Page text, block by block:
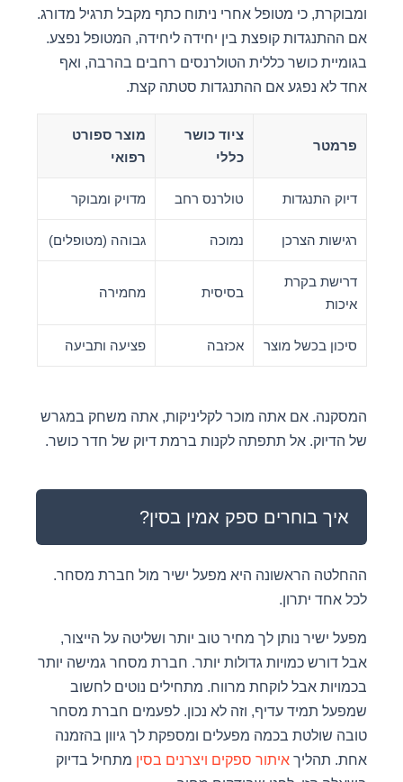
ומבוקרת, כי מטופל אחרי ניתוח כתף מקבל תרגיל מדורג.
אם ההתנגדות קופצת בין יחידה ליחידה, המטופל נפצע.
בגומיית כושר כללית הטולרנסים רחבים בהרבה, ואף
אחד לא נפגע אם ההתנגדות סטתה קצת.
פרמטר
ציוד כושר
כללי
מוצר ספורט
רפואי
דיוק התנגדות טולרנס רחב מדויק ומבוקר
רגישות הצרכן נמוכה גבוהה (מטופלים)
דרישת בקרת
איכות
בסיסית מחמירה
סיכון בכשל מוצר אכזבה פציעה ותביעה
המסקנה. אם אתה מוכר לקליניקות, אתה משחק במגרש
של הדיוק. אל תתפתה לקנות ברמת דיוק של חדר כושר.
איך בוחרים ספק אמין בסין?
ההחלטה הראשונה היא מפעל ישיר מול חברת מסחר.
לכל אחד יתרון.
מפעל ישיר נותן לך מחיר טוב יותר ושליטה על הייצור,
אבל דורש כמויות גדולות יותר. חברת מסחר גמישה יותר
בכמויות אבל לוקחת מרווח. מתחילים נוטים לחשוב
שמפעל תמיד עדיף, וזה לא נכון. לפעמים חברת מסחר
טובה שולטת בכמה מפעלים ומספקת לך גיוון בהזמנה
אחת. תהליךאיתור ספקים ויצרנים בסין מתחיל בדיוק